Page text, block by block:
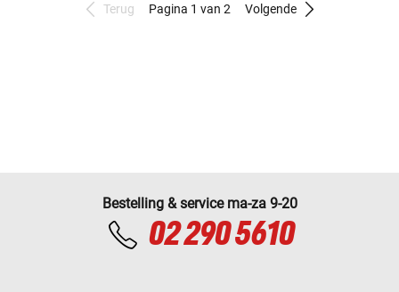
Terug Pagina 1 van 2 Volgende
Bestelling & service ma-za 9-20
02 290 5610